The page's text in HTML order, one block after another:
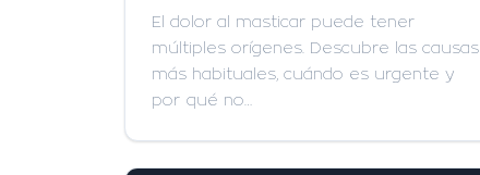
El dolor al masticar puede tener
múltiples orígenes. Descubre las causas
más habituales, cuándo es urgente y
por qué no…